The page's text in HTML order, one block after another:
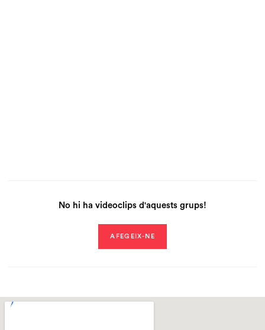
No hi ha videoclips d'aquests grups!
AFEGEIX-NE